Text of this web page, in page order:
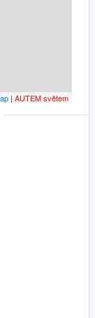
| AUTEM světem